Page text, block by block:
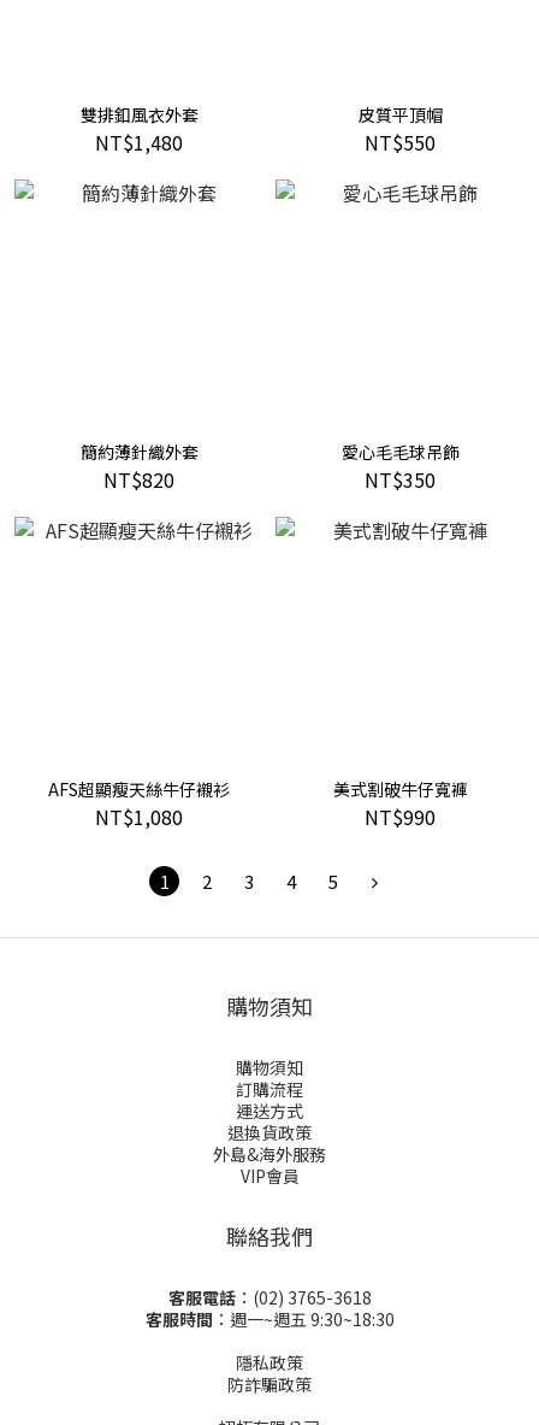
雙排釦風衣外套
NT$1,480
皮質平頂帽
NT$550
簡約薄針織外套
NT$820
愛心毛毛球吊飾
NT$350
AFS超顯瘦天絲牛仔襯衫
NT$1,080
美式割破牛仔寬褲
NT$990
1 2 3 4 5
購物須知
購物須知
訂購流程
運送方式
退換貨政策
外島&海外服務
VIP會員
聯絡我們
客服電話：(02) 3765-3618
客服時間 ：週一~週五 9:30~18:30
隱私政策
防詐騙政策